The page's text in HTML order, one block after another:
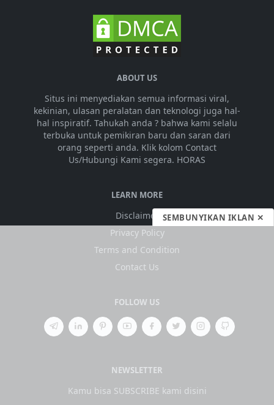
ABOUT US
Situs ini menyediakan semua informasi viral,
kekinian, ulasan peralatan dan teknologi juga hal-
hal inspiratif. Tahukah anda ? bahwa kami selalu
terbuka untuk pemikiran baru dan saran dari
orang seperti anda. Klik kolom Contact
Us/Hubungi Kami segera. HORAS
LEARN MORE
Disclaimer
Privacy Policy
Terms and Condition
Contact Us
FOLLOW US
NEWSLETTER
Kamu bisa SUBSCRIBE kami disini
SEMBUNYIKAN IKLAN ✕